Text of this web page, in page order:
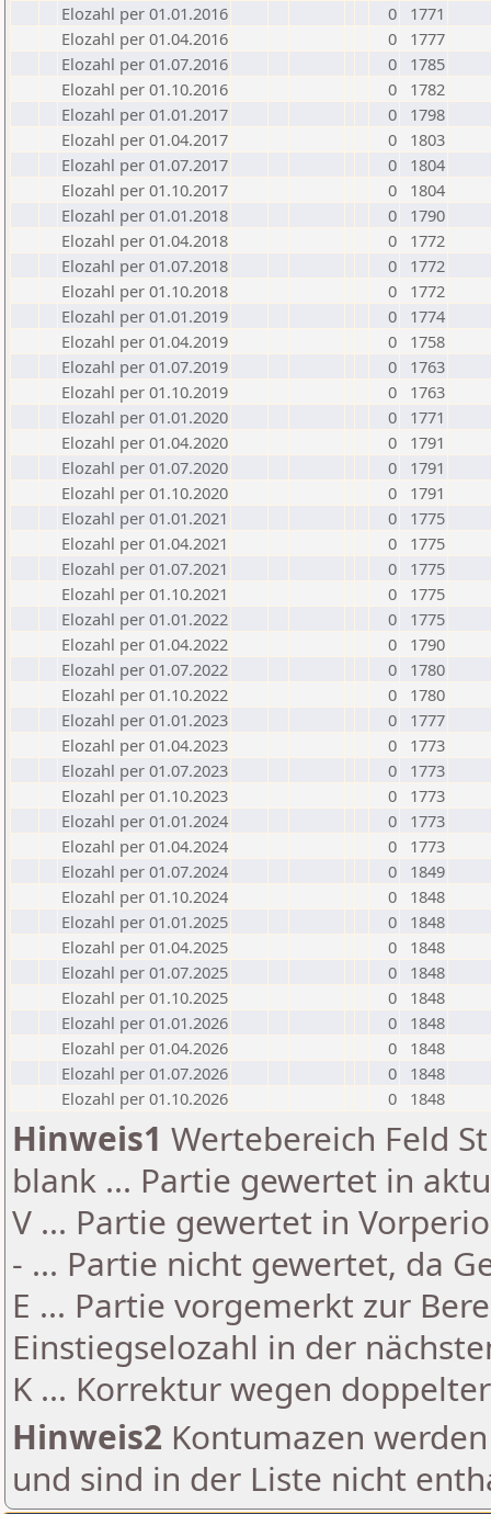
Elozahl per 01.01.2016
0
1771
Elozahl per 01.04.2016
0
1777
Elozahl per 01.07.2016
0
1785
Elozahl per 01.10.2016
0
1782
Elozahl per 01.01.2017
0
1798
Elozahl per 01.04.2017
0
1803
Elozahl per 01.07.2017
0
1804
Elozahl per 01.10.2017
0
1804
Elozahl per 01.01.2018
0
1790
Elozahl per 01.04.2018
0
1772
Elozahl per 01.07.2018
0
1772
Elozahl per 01.10.2018
0
1772
Elozahl per 01.01.2019
0
1774
Elozahl per 01.04.2019
0
1758
Elozahl per 01.07.2019
0
1763
Elozahl per 01.10.2019
0
1763
Elozahl per 01.01.2020
0
1771
Elozahl per 01.04.2020
0
1791
Elozahl per 01.07.2020
0
1791
Elozahl per 01.10.2020
0
1791
Elozahl per 01.01.2021
0
1775
Elozahl per 01.04.2021
0
1775
Elozahl per 01.07.2021
0
1775
Elozahl per 01.10.2021
0
1775
Elozahl per 01.01.2022
0
1775
Elozahl per 01.04.2022
0
1790
Elozahl per 01.07.2022
0
1780
Elozahl per 01.10.2022
0
1780
Elozahl per 01.01.2023
0
1777
Elozahl per 01.04.2023
0
1773
Elozahl per 01.07.2023
0
1773
Elozahl per 01.10.2023
0
1773
Elozahl per 01.01.2024
0
1773
Elozahl per 01.04.2024
0
1773
Elozahl per 01.07.2024
0
1849
Elozahl per 01.10.2024
0
1848
Elozahl per 01.01.2025
0
1848
Elozahl per 01.04.2025
0
1848
Elozahl per 01.07.2025
0
1848
Elozahl per 01.10.2025
0
1848
Elozahl per 01.01.2026
0
1848
Elozahl per 01.04.2026
0
1848
Elozahl per 01.07.2026
0
1848
Elozahl per 01.10.2026
0 1848
Hinweis1 Wertebereich Feld
blank ... Partie gewertet in
V ... Partie gewertet in
- ... Partie nicht gewertet, da
E ... Partie vorgemerkt zur
Einstiegselozahl in der
K ... Korrektur wegen
Hinweis2 Kontumazen
und sind in der Liste nicht